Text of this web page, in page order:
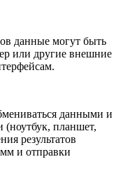
данные могут быть
или другие внешние
данными и
(ноутбук, планшет,
результатов
и отправки